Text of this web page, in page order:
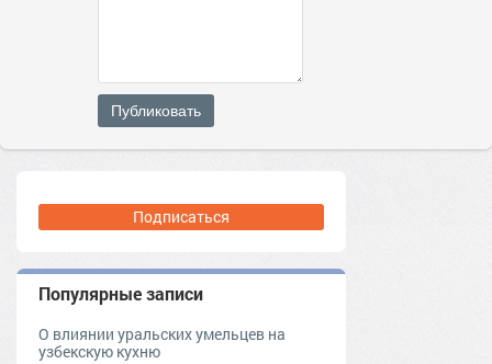
Публиковать
Подписаться
Популярные записи
О влиянии уральских умельцев на
узбекскую кухню